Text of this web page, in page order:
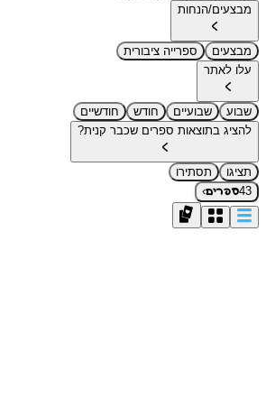
מבצעים/הנחות
מבצעים
ספרייה ציבורית
עלו לאתר
שבוע שבועיים חודש
חודשיים
להציג בתוצאות ספרים שכבר קנית?
תציגו
תסתירו
43ספרים›